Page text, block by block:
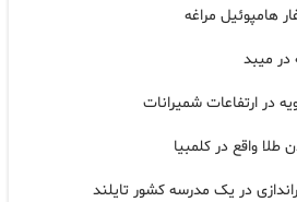
هامپوئیل مراغه
در ارتفاعات شمیرانات
واقع در کلمبیا